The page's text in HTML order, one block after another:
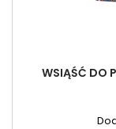
WSIĄŚĆ DO